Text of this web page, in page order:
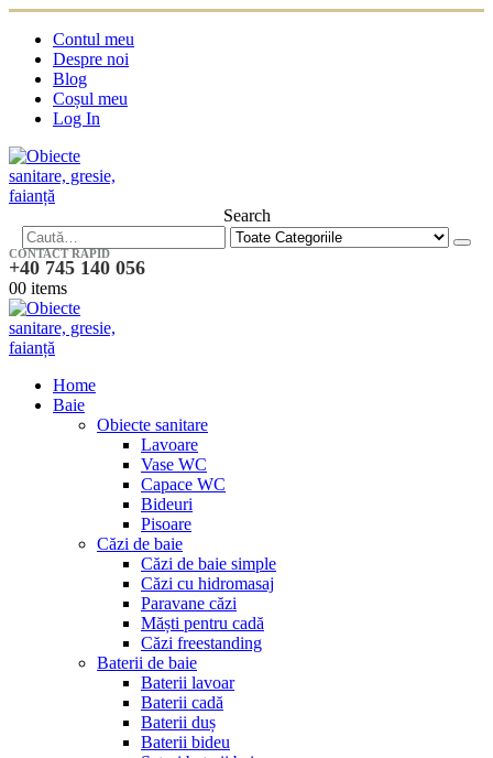
Contul meu
Despre noi
Blog
Coșul meu
Log In
Search
CONTACT RAPID
+40 745 140 056
00 items
Home
Baie
Obiecte sanitare
Lavoare
Vase WC
Capace WC
Bideuri
Pisoare
Căzi de baie
Căzi de baie simple
Căzi cu hidromasaj
Paravane căzi
Măști pentru cadă
Căzi freestanding
Baterii de baie
Baterii lavoar
Baterii cadă
Baterii duș
Baterii bideu